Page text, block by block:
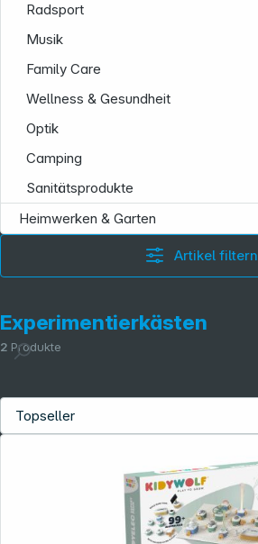
Radsport
Musik
Family Care
Wellness & Gesundheit
Optik
Camping
Sanitätsprodukte
Heimwerken & Garten
Artikel filtern
Experimentierkästen
2 Produkte